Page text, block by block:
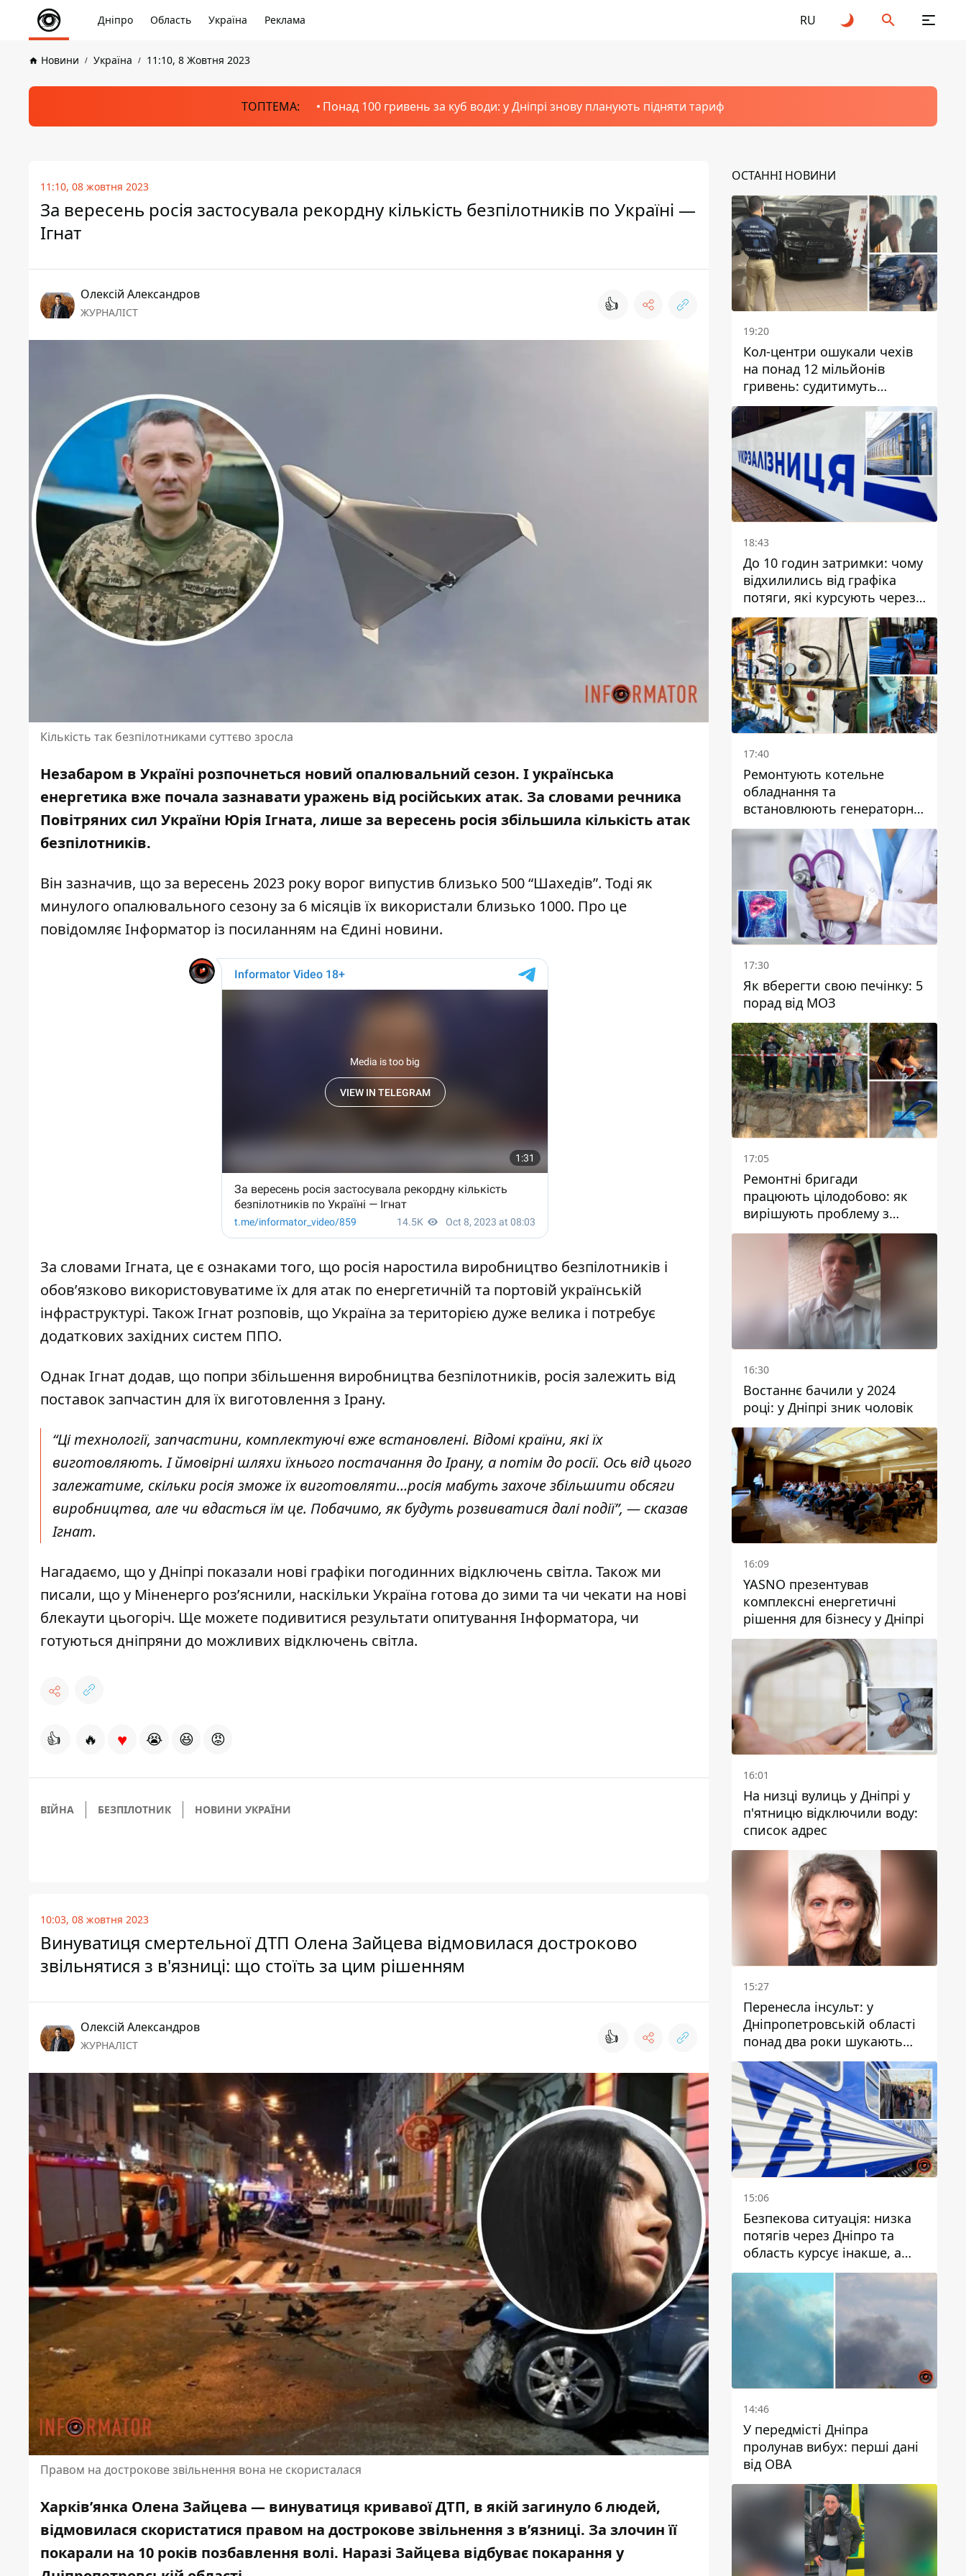
Дніпро Область Україна Реклама RU
Новини Україна 11:10, 8 Жовтня 2023
ТОПТЕМА: Понад 100 гривень за куб води: у Дніпрі знову планують підняти тариф
11:10, 08 жовтня 2023
За вересень росія застосувала рекордну кількість безпілотників по Україні —
Ігнат
Олексій Александров
ЖУРНАЛІСТ 👍
Кількість так безпілотниками суттєво зросла
Незабаром в Україні розпочнеться новий опалювальний сезон. І українська
енергетика вже почала зазнавати уражень від російських атак. За словами речника
Повітряних сил України Юрія Ігната, лише за вересень росія збільшила кількість атак
безпілотників.
Він зазначив, що за вересень 2023 року ворог випустив близько 500 “Шахедів”. Тоді як
минулого опалювального сезону за 6 місяців їх використали близько 1000. Про це
повідомляє Інформатор із посиланням на Єдині новини.
За словами Ігната, це є ознаками того, що росія наростила виробництво безпілотників і
обов’язково використовуватиме їх для атак по енергетичній та портовій українській
інфраструктурі. Також Ігнат розповів, що Україна за територією дуже велика і потребує
додаткових західних систем ППО.
Однак Ігнат додав, що попри збільшення виробництва безпілотників, росія залежить від
поставок запчастин для їх виготовлення з Ірану.
“Ці технології, запчастини, комплектуючі вже встановлені. Відомі країни, які їх
виготовляють. І ймовірні шляхи їхнього постачання до Ірану, а потім до росії. Ось від цього
залежатиме, скільки росія зможе їх виготовляти…росія мабуть захоче збільшити обсяги
виробництва, але чи вдасться їм це. Побачимо, як будуть розвиватися далі події”, — сказав
Ігнат.
Нагадаємо, що у Дніпрі показали нові графіки погодинних відключень світла. Також ми
писали, що у Міненерго роз’яснили, наскільки Україна готова до зими та чи чекати на нові
блекаути цьогоріч. Ще можете подивитися результати опитування Інформатора, чи
готуються дніпряни до можливих відключень світла.
👍 🔥 ♥ 😭 😆 😡
ВІЙНА БЕЗПІЛОТНИК НОВИНИ УКРАЇНИ
10:03, 08 жовтня 2023
Винуватиця смертельної ДТП Олена Зайцева відмовилася достроково
звільнятися з в'язниці: що стоїть за цим рішенням
Олексій Александров
ЖУРНАЛІСТ 👍
Правом на дострокове звільнення вона не скористалася
Харків’янка Олена Зайцева — винуватиця кривавої ДТП, в якій загинуло 6 людей,
відмовилася скористатися правом на дострокове звільнення з в’язниці. За злочин її
покарали на 10 років позбавлення волі. Наразі Зайцева відбуває покарання у
ОСТАННІ НОВИНИ
19:20
Кол-центри ошукали чехів
на понад 12 мільйонів
гривень: судитимуть
дніпрянина, який
організував
транснаціональну злочинну
організацію
18:43
До 10 годин затримки: чому
відхилились від графіка
потяги, які курсують через
Дніпро та область
17:40
Ремонтують котельне
обладнання та
встановлюють генераторні
установки: як у Дніпрі
готуються до
опалювального сезону
17:30
Як вберегти свою печінку: 5
порад від МОЗ
17:05
Ремонтні бригади
працюють цілодобово: як
вирішують проблему з
водою у Марганецькій
громаді
16:30
Востаннє бачили у 2024
році: у Дніпрі зник чоловік
16:09
YASNO презентував
комплексні енергетичні
рішення для бізнесу у Дніпрі
16:01
На низці вулиць у Дніпрі у
п'ятницю відключили воду:
список адрес
15:27
Перенесла інсульт: у
Дніпропетровській області
понад два роки шукають
зниклу жінку
15:06
Безпекова ситуація: низка
потягів через Дніпро та
область курсує інакше, а
частину шляху замінили
автобусами та
електричками
14:46
У передмісті Дніпра
пролунав вибух: перші дані
від ОВА